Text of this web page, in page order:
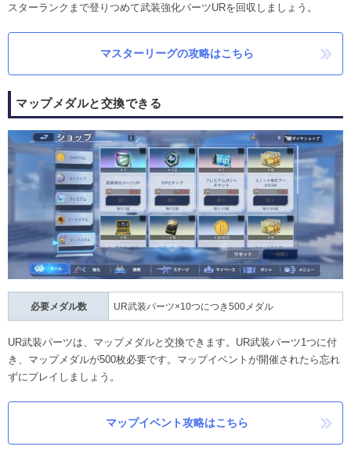
スターランクまで登りつめて武装強化パーツURを回収しましょう。
マスターリーグの攻略はこちら
マップメダルと交換できる
必要メダル数 UR武装パーツ×10つにつき500メダル
UR武装パーツは、マップメダルと交換できます。UR武装パーツ1つに付
き、マップメダルが500枚必要です。マップイベントが開催されたら忘れ
ずにプレイしましょう。
マップイベント攻略はこちら